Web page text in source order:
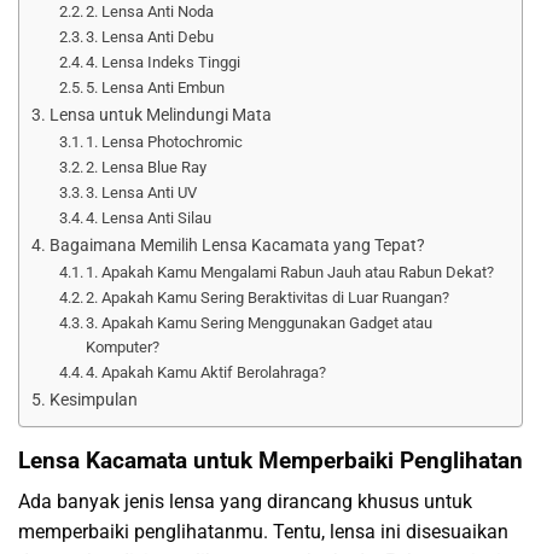
2. Lensa Anti Noda
3. Lensa Anti Debu
4. Lensa Indeks Tinggi
5. Lensa Anti Embun
Lensa untuk Melindungi Mata
1. Lensa Photochromic
2. Lensa Blue Ray
3. Lensa Anti UV
4. Lensa Anti Silau
Bagaimana Memilih Lensa Kacamata yang Tepat?
1. Apakah Kamu Mengalami Rabun Jauh atau Rabun Dekat?
2. Apakah Kamu Sering Beraktivitas di Luar Ruangan?
3. Apakah Kamu Sering Menggunakan Gadget atau
Komputer?
4. Apakah Kamu Aktif Berolahraga?
Kesimpulan
Lensa Kacamata untuk Memperbaiki Penglihatan
Ada banyak jenis lensa yang dirancang khusus untuk
memperbaiki penglihatanmu. Tentu, lensa ini disesuaikan